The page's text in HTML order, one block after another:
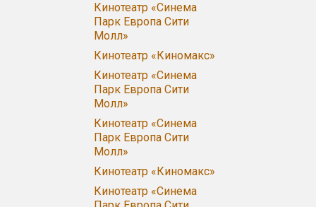
Кинотеатр «Синема
Парк Европа Сити
Молл»
Кинотеатр «Киномакс»
Кинотеатр «Синема
Парк Европа Сити
Молл»
Кинотеатр «Синема
Парк Европа Сити
Молл»
Кинотеатр «Киномакс»
Кинотеатр «Синема